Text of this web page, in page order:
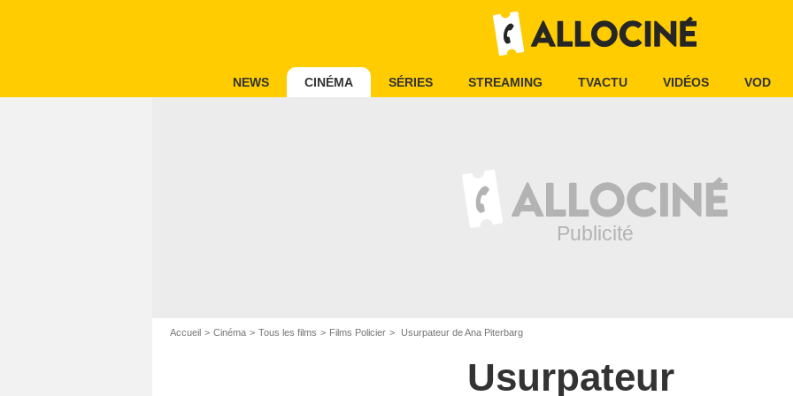
NEWS CINÉMA SÉRIES STREAMING TVACTU VIDÉOS VOD
Accueil Cinéma Tous les films Films Policier Usurpateur de Ana Piterbarg
Usurpateur